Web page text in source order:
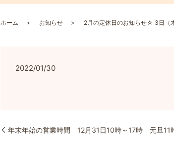
ホーム お知らせ 2月の定休日のお知らせ☆ 3日（
2022/01/30
年末年始の営業時間 12月31日10時～17時 元旦11